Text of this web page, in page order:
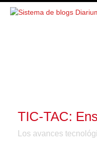
TIC-TAC:
Los avances